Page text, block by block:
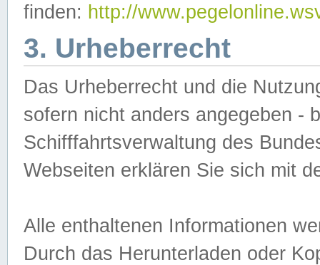
finden: http://
3. Urheberrecht
Das Urheberrecht und die
sofern nicht anders angegeben -
Schifffahrtsverwaltung des
Webseiten erklären Sie sich mit
Alle enthaltenen Informationen
Durch das Herunterladen oder